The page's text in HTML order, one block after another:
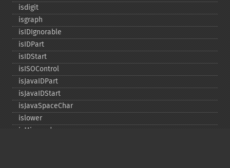
isdigit
isgraph
isIDIgnorable
isIDPart
isIDStart
isISOControl
isJavaIDPart
isJavaIDStart
isJavaSpaceChar
islower
isMirrored